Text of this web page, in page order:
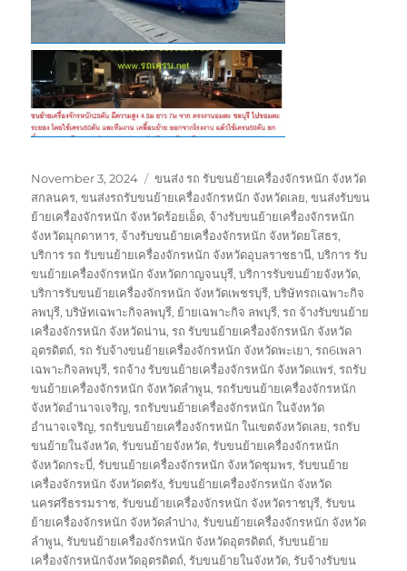
Posted
on
November 3, 2024 Tags
ขนส่ง รถ รับขนย้ายเครื่องจักรหนัก จังหวัด
สกลนคร,ขนส่งรถรับขนย้ายเครื่องจักรหนัก จังหวัดเลย,ขนส่งรับขน
ย้ายเครื่องจักรหนัก จังหวัดร้อยเอ็ด, จ้างรับขนย้ายเครื่องจักรหนัก
จังหวัดมุกดาหาร, จ้างรับขนย้ายเครื่องจักรหนัก จังหวัดยโสธร,
บริการ รถ รับขนย้ายเครื่องจักรหนัก จังหวัดอุบลราชธานี,บริการ รับ
ขนย้ายเครื่องจักรหนัก จังหวัดกาญจนบุรี,บริการรับขนย้ายจังหวัด,
บริการรับขนย้ายเครื่องจักรหนัก จังหวัดเพชรบุรี,บริษัทรถเฉพาะกิจ
ลพบุรี,บริษัทเฉพาะกิจลพบุรี, ย้ายเฉพาะกิจ ลพบุรี,รถ จ้างรับขนย้าย
เครื่องจักรหนัก จังหวัดน่าน,รถ รับขนย้ายเครื่องจักรหนัก จังหวัด
อุตรดิตถ์,รถ รับจ้างขนย้ายเครื่องจักรหนัก จังหวัดพะเยา,รถ6เพลา
เฉพาะกิจลพบุรี,รถจ้าง รับขนย้ายเครื่องจักรหนัก จังหวัดแพร่,รถรับ
ขนย้ายเครื่องจักรหนัก จังหวัดลำพูน,รถรับขนย้ายเครื่องจักรหนัก
จังหวัดอำนาจเจริญ,รถรับขนย้ายเครื่องจักรหนัก ในจังหวัด
อำนาจเจริญ,รถรับขนย้ายเครื่องจักรหนัก ในเขตจังหวัดเลย,รถรับ
ขนย้ายในจังหวัด,รับขนย้ายจังหวัด,รับขนย้ายเครื่องจักรหนัก
จังหวัดกระบี่,รับขนย้ายเครื่องจักรหนัก จังหวัดชุมพร,รับขนย้าย
เครื่องจักรหนัก จังหวัดตรัง,รับขนย้ายเครื่องจักรหนัก จังหวัด
นครศรีธรรมราช,รับขนย้ายเครื่องจักรหนัก จังหวัดราชบุรี,รับขน
ย้ายเครื่องจักรหนัก จังหวัดลำปาง,รับขนย้ายเครื่องจักรหนัก จังหวัด
ลำพูน,รับขนย้ายเครื่องจักรหนัก จังหวัดอุตรดิตถ์,รับขนย้าย
เครื่องจักรหนักจังหวัดอุตรดิตถ์,รับขนย้ายในจังหวัด,รับจ้างรับขน